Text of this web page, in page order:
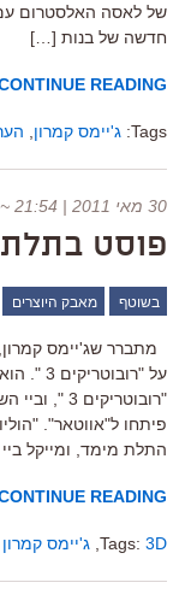
של לאסה האלסטרום עם
חדשה של בנות […]
READING
Tags: ג'יימס קמרון
30 מאי 2011 | 21:54 ~
פוסט
בשוטף מאבק היוצרים
מתברר שג'יימס
על
פיתחו ל"אווטאר".
התלת מימד, ומייקל
READING
Tags: 3D ג'יימס קמרון